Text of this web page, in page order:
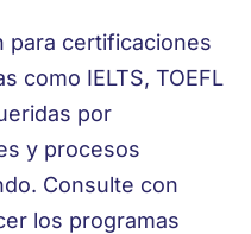
para certificaciones
como IELTS, TOEFL
por
y procesos
Consulte con
los programas